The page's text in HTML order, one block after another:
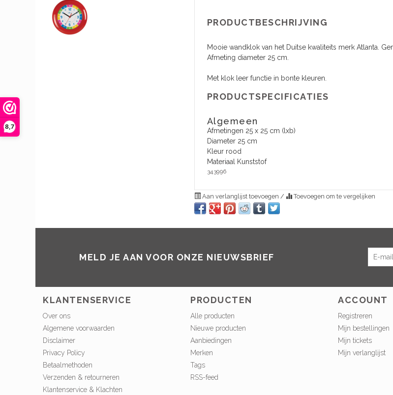
8,7
PRODUCTBESCHRIJVING
Mooie wandklok van het Duitse kwaliteits merk Atlanta.
Afmeting diameter 25 cm.
Met klok leer functie in bonte kleuren.
PRODUCTSPECIFICATIES
Algemeen
Afmetingen 25 x 25 cm (lxb)
Diameter 25 cm
Kleur rood
Materiaal Kunststof
343996
Aan verlanglijst toevoegen / Toevoegen om te vergelijken
MELD JE AAN VOOR ONZE NIEUWSBRIEF
KLANTENSERVICE
Over ons
Algemene voorwaarden
Disclaimer
Privacy Policy
Betaalmethoden
Verzenden & retourneren
Klantenservice & Klachten
PRODUCTEN
Alle producten
Nieuwe producten
Aanbiedingen
Merken
Tags
RSS-feed
ACCOUNT
Registreren
Mijn bestellingen
Mijn tickets
Mijn verlanglijst